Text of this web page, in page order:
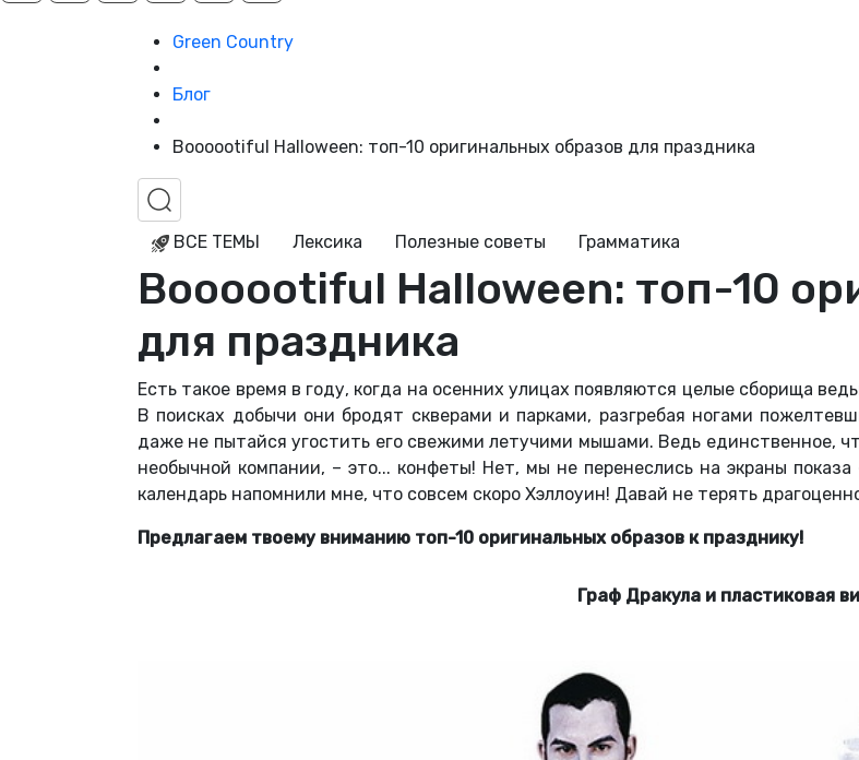
Green Country
Блог
Boooootiful Halloween: топ-10 оригинальных образов для праздника
ВСЕ ТЕМЫ Лексика Полезные советы Грамматика
Boooootiful Halloween: топ-10
для праздника
Есть такое время в году, когда на осенних улицах появляются целые сборища
В поисках добычи они бродят скверами и парками, разгребая ногами
даже не пытайся угостить его свежими летучими мышами. Ведь единственное,
необычной компании, – это... конфеты! Нет, мы не перенеслись на экраны
календарь напомнили мне, что совсем скоро Хэллоуин! Давай не терять
Предлагаем твоему вниманию топ-10 оригинальных образов к празднику!
Граф Дракула и пластиковая